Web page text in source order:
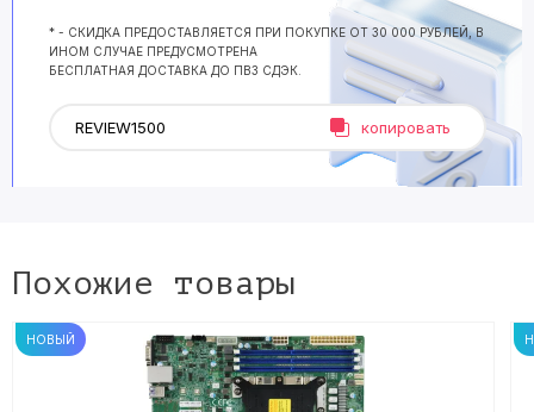
* - СКИДКА ПРЕДОСТАВЛЯЕТСЯ ПРИ ПОКУПКЕ ОТ 30 000 РУБЛЕЙ, В
ИНОМ СЛУЧАЕ ПРЕДУСМОТРЕНА
БЕСПЛАТНАЯ ДОСТАВКА ДО ПВЗ СДЭК.
копировать
Похожие товары
НОВЫЙ